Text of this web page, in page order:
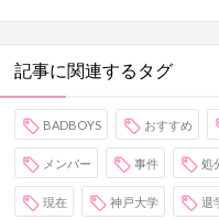
記事に関連するタグ
BADBOYS おすすめ
メンバー 事件 処
現在 神戸大学 退